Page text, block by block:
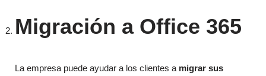
Migración a Office 365
La empresa puede ayudar a los clientes a migrar sus